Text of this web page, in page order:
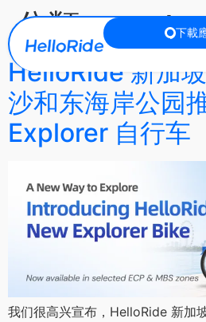
下載
分類:empty
HelloRide 新加
沙和东海岸公园
Explorer 自行车
我们很高兴宣布，HelloRide 新加